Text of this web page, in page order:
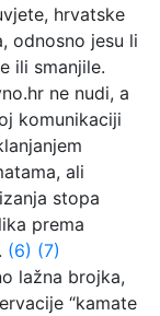
hrvatske
odnosno jesu li
ili smanjile.
ne nudi, a
komunikaciji
ali
stopa
prema
(6) (7)
lažna brojka,
“kamate